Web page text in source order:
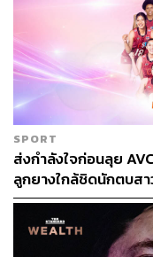
ประการสุดท้ายที่สำ
ในระยะยาวศ. ดร.หลิ
จีนยังคงแข็งแกร่ง กา
เป็นเพียงระยะชั่วครา
ฐานของจีนที่จะเป็นตัว
และจะช่วยเป็นแรงขับ
ให้แซงหน้าสหรัฐฯ ใน
1. ปัจจัยด้านเทคโนโล
ทางเทคโนโลยีอย่างโ
SPORT
ส่งกำลังใจก่อนลุย
ลูกยางใกล้ชิดนักตบส